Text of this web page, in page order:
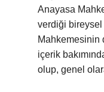
Anayasa
verdiği bireysel
Mahkemesinin
içerik
olup, genel